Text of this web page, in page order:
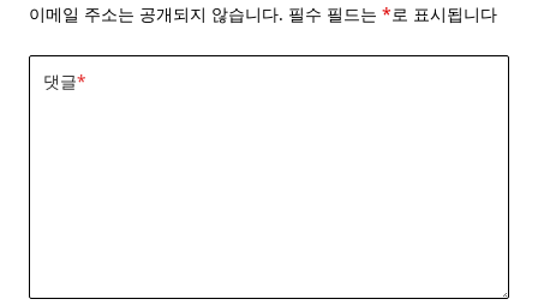
이메일 주소는 공개되지 않습니다. 필수 필드는 *로 표시됩니다
댓글*